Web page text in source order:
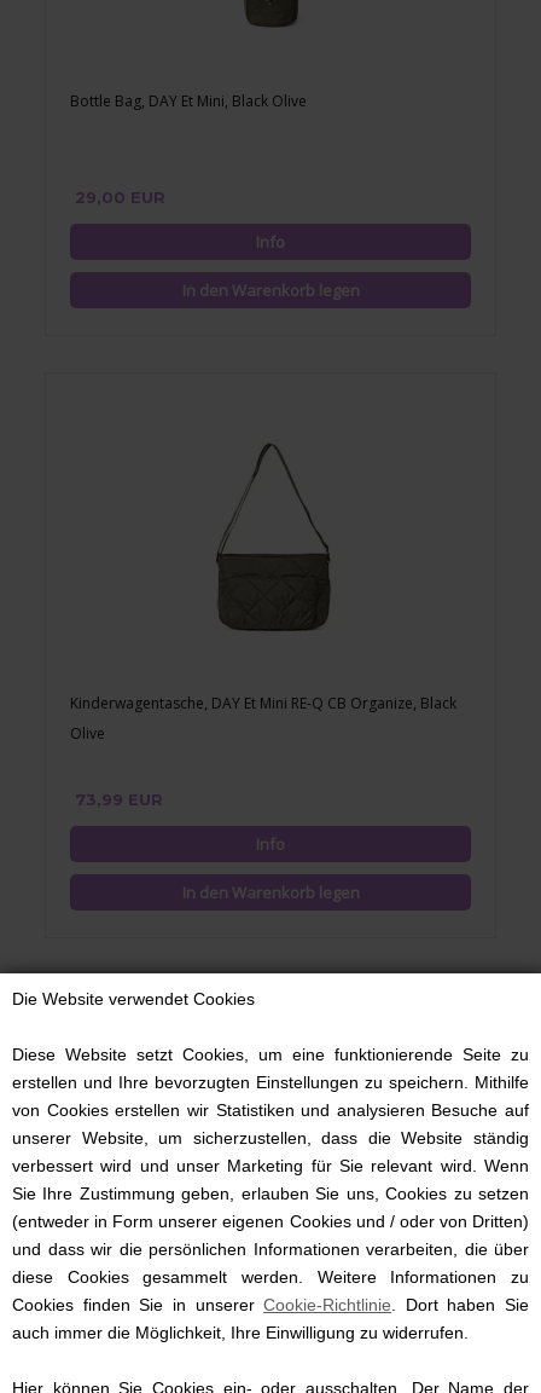
Die Website verwendet Cookies
Diese Website setzt Cookies, um eine funktionierende Seite zu
erstellen und Ihre bevorzugten Einstellungen zu speichern. Mithilfe
von Cookies erstellen wir Statistiken und analysieren Besuche auf
unserer Website, um sicherzustellen, dass die Website ständig
verbessert wird und unser Marketing für Sie relevant wird. Wenn
Sie Ihre Zustimmung geben, erlauben Sie uns, Cookies zu setzen
(entweder in Form unserer eigenen Cookies und / oder von Dritten)
und dass wir die persönlichen Informationen verarbeiten, die über
diese Cookies gesammelt werden. Weitere Informationen zu
Cookies finden Sie in unsererCookie-Richtlinie . Dort haben Sie
auch immer die Möglichkeit, Ihre Einwilligung zu widerrufen.
Hier können Sie Cookies ein- oder ausschalten. Der Name der
Bottle Bag, DAY Et Mini, Black Olive
29,00 EUR
Kinderwagentasche, DAY Et Mini RE-Q CB Organize, Black
Olive
73,99 EUR
Kulturbeutel DAY Et, Gweneth RE-S Beauty, Aquifer